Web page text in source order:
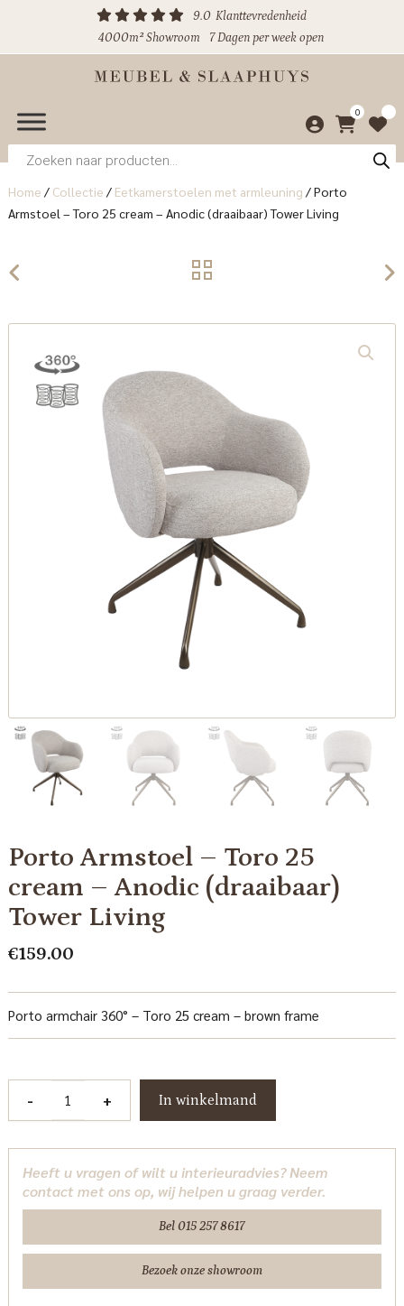
9.0 Klanttevredenheid
4000m² Showroom
7 Dagen per week open
0
Producten
zoeken
Home / Collectie / Eetkamerstoelen met armleuning /Porto
Armstoel – Toro 25 cream – Anodic (draaibaar) Tower Living
Porto Armstoel – Toro 25
cream – Anodic (draaibaar)
Tower Living
€159.00
Porto armchair 360° – Toro 25 cream – brown frame
-
Toro
cream
Anodic
+ In winkelmand
Heeft u vragen of wilt u interieuradvies? Neem
contact met ons op, wij helpen u graag verder.
Bel 015 257 8617
Bezoek onze showroom